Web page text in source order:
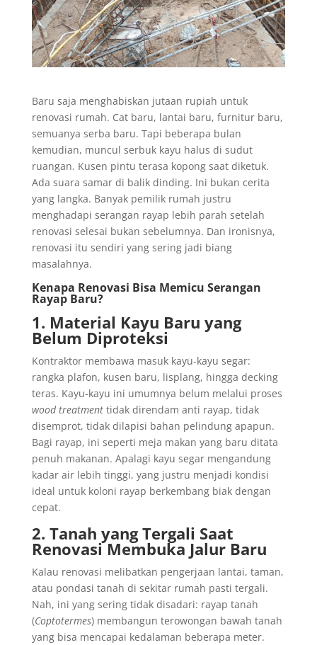
Baru saja menghabiskan jutaan rupiah untuk
renovasi rumah. Cat baru, lantai baru, furnitur baru,
semuanya serba baru. Tapi beberapa bulan
kemudian, muncul serbuk kayu halus di sudut
ruangan. Kusen pintu terasa kopong saat diketuk.
Ada suara samar di balik dinding. Ini bukan cerita
yang langka. Banyak pemilik rumah justru
menghadapi serangan rayap lebih parah setelah
renovasi selesai bukan sebelumnya. Dan ironisnya,
renovasi itu sendiri yang sering jadi biang
masalahnya.
Kenapa Renovasi Bisa Memicu Serangan
Rayap Baru?
1. Material Kayu Baru yang
Belum Diproteksi
Kontraktor membawa masuk kayu-kayu segar:
rangka plafon, kusen baru, lisplang, hingga decking
teras. Kayu-kayu ini umumnya belum melalui proses
wood treatmenttidak direndam anti rayap, tidak
disemprot, tidak dilapisi bahan pelindung apapun.
Bagi rayap, ini seperti meja makan yang baru ditata
penuh makanan. Apalagi kayu segar mengandung
kadar air lebih tinggi, yang justru menjadi kondisi
ideal untuk koloni rayap berkembang biak dengan
cepat.
2. Tanah yang Tergali Saat
Renovasi Membuka Jalur Baru
Kalau renovasi melibatkan pengerjaan lantai, taman,
atau pondasi tanah di sekitar rumah pasti tergali.
Nah, ini yang sering tidak disadari: rayap tanah
(Coptotermes) membangun terowongan bawah tanah
yang bisa mencapai kedalaman beberapa meter.